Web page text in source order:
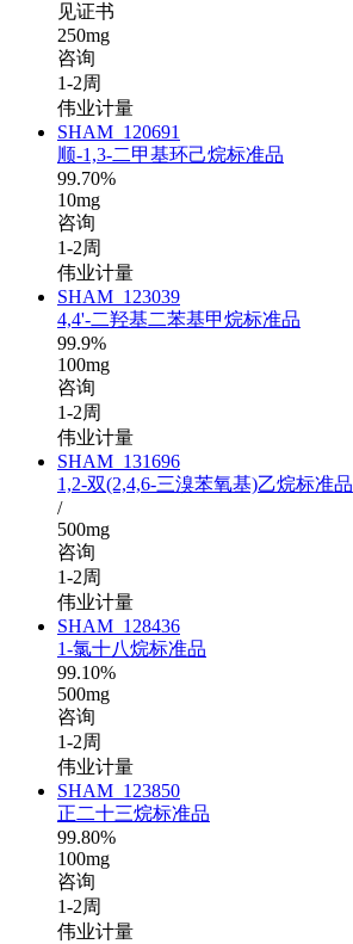
见证书
250mg
咨询
1-2周
伟业计量
SHAM_120691
顺-1,3-二甲基环己烷标准品
99.70%
10mg
咨询
1-2周
伟业计量
SHAM_123039
4,4'-二羟基二苯基甲烷标准品
99.9%
100mg
咨询
1-2周
伟业计量
SHAM_131696
1,2-双(2,4,6-三溴苯氧基)乙烷标准品
/
500mg
咨询
1-2周
伟业计量
SHAM_128436
1-氯十八烷标准品
99.10%
500mg
咨询
1-2周
伟业计量
SHAM_123850
正二十三烷标准品
99.80%
100mg
咨询
1-2周
伟业计量